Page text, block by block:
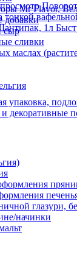
Mr Flavor,
добавки
сыр
сливки
маслах
глазури,
начинки
упаковка,
декоративные